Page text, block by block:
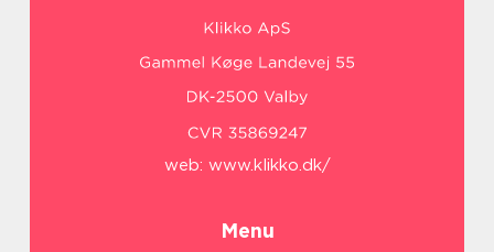
web: www.klikko.dk/
Menu